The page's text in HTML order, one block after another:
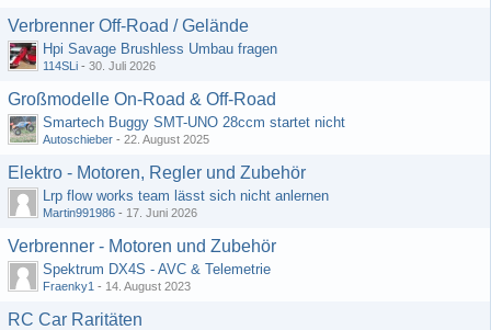
Verbrenner Off-Road / Gelände
Hpi Savage Brushless Umbau fragen
114SLi - 30. Juli 2026
Großmodelle On-Road & Off-Road
Smartech Buggy SMT-UNO 28ccm startet nicht
Autoschieber - 22. August 2025
Elektro - Motoren, Regler und Zubehör
Lrp flow works team lässt sich nicht anlernen
Martin991986 - 17. Juni 2026
Verbrenner - Motoren und Zubehör
Spektrum DX4S - AVC & Telemetrie
Fraenky1 - 14. August 2023
RC Car Raritäten